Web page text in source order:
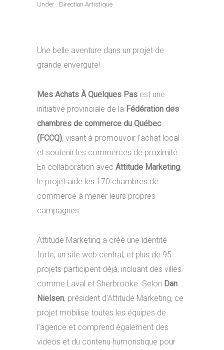
Under : Direction Artistique
Une belle aventure dans un projet de
grande envergure!
Mes Achats À Quelques Pas est une
initiative provinciale de la Fédération des
chambres de commerce du Québec
(FCCQ), visant à promouvoir l’achat local
et soutenir les commerces de proximité.
En collaboration avec Attitude Marketing,
le projet aide les 170 chambres de
commerce à mener leurs propres
campagnes.
Attitude Marketing a créé une identité
forte, un site web central, et plus de 95
projets participent déjà, incluant des villes
comme Laval et Sherbrooke. Selon Dan
Nielsen, président d’Attitude Marketing, ce
projet mobilise toutes les équipes de
l’agence et comprend également des
vidéos et du contenu humoristique pour